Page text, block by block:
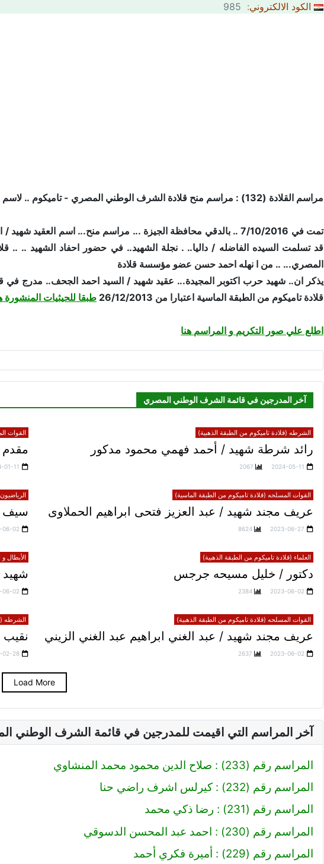
الكود الالكتروني: 985
مراسم القلادة (132) : مراسم منح قلادة الشرف الوطني المصري - تاميكوم .. لاسم العقيد شهيد / السيد احمد الحجف.. شهيد حرب اكتوبر
تمت في 7/10/2016 .. بالدقي محافظة الجيزة ... مراسم منح... اسم
قد تسلمت السيده الفاضله / داليا.. . نجلة الشهيد.. في حضور احفاد الشهيد .. ..
المصري... .. من ا نهله احمد حسن عضو مؤسسة قلادة
يذكر ان.. شهيد حرب اكتوبر المجيدة... عقيد شهيد / السيد احمد الجحف.. مدرج
قلادة تاميكوم من الطبقة الماسية اعتبارا من 26/12/2013
طبقا للحيثيات المنشورة
اطلع علي صور التكريم و المراسم هنا
آخر المدرجين في قائمة الشرف الوطني المصري
الشرطه (قلادة تاميكوم من الطبقة الذهبية)
رائد شرطة شهيد / أحمد فهمي محمود مدكور
2024-05-11
2067
القوات
01-11
القوات المسلحه (قلادة تاميكوم من الطبقة الماسية)
عريف مجند شهيد / عبد العزيز فتحى ابراهيم الحملاوى
2023-06-27
8624
سيف
06-02
العلماء (قلادة تاميكوم من الطبقة الذهبية)
دكتور / خليل مسيحه جرجس
2023-06-02
2384
الأبطال
06-02
القوات المسلحه (قلادة تاميكوم من الطبقة الذهبية)
عريف مجند شهيد / عبد الغني ابراهيم عبد الغني الزيني
2023-06-02
2637
الشرطه
02-28
Load More
آخر المراسم التي اقيمت للمدرجين في قائمة الشرف الوطني
المراسم رقم (233) : صلاح الدين محمود محمد المنشاوي
المراسم رقم (232) : كيرلس اشرف راضي حنا
المراسم رقم (231) : رضا ذكي محمد
المراسم رقم (230) : احمد عبد المحسن الدسوقي
المراسم رقم (229) : أميرة فكري أحمد